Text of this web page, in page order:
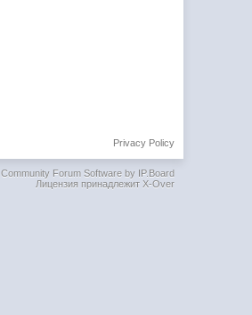
Privacy Policy
Community Forum Software by IP.Board
Лицензия принадлежит X-Over